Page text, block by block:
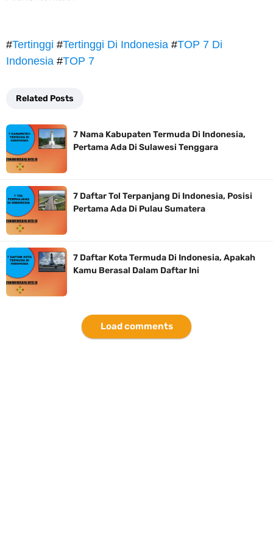
#Tertinggi #Tertinggi Di Indonesia #TOP 7 Di
Indonesia #TOP 7
Related Posts
7 Nama Kabupaten Termuda Di Indonesia,
Pertama Ada Di Sulawesi Tenggara
7 Daftar Tol Terpanjang Di Indonesia, Posisi
Pertama Ada Di Pulau Sumatera
7 Daftar Kota Termuda Di Indonesia, Apakah
Kamu Berasal Dalam Daftar Ini
Load comments